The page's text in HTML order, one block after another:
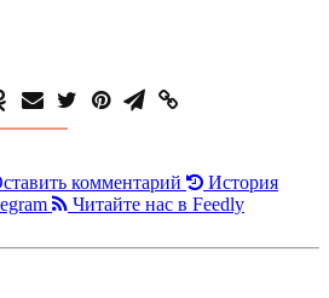
комментарий
История
Читайте нас в Feedly